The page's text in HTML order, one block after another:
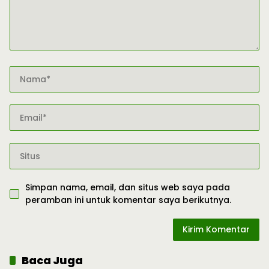
Simpan nama, email, dan situs web saya pada
peramban ini untuk komentar saya berikutnya.
Baca Juga